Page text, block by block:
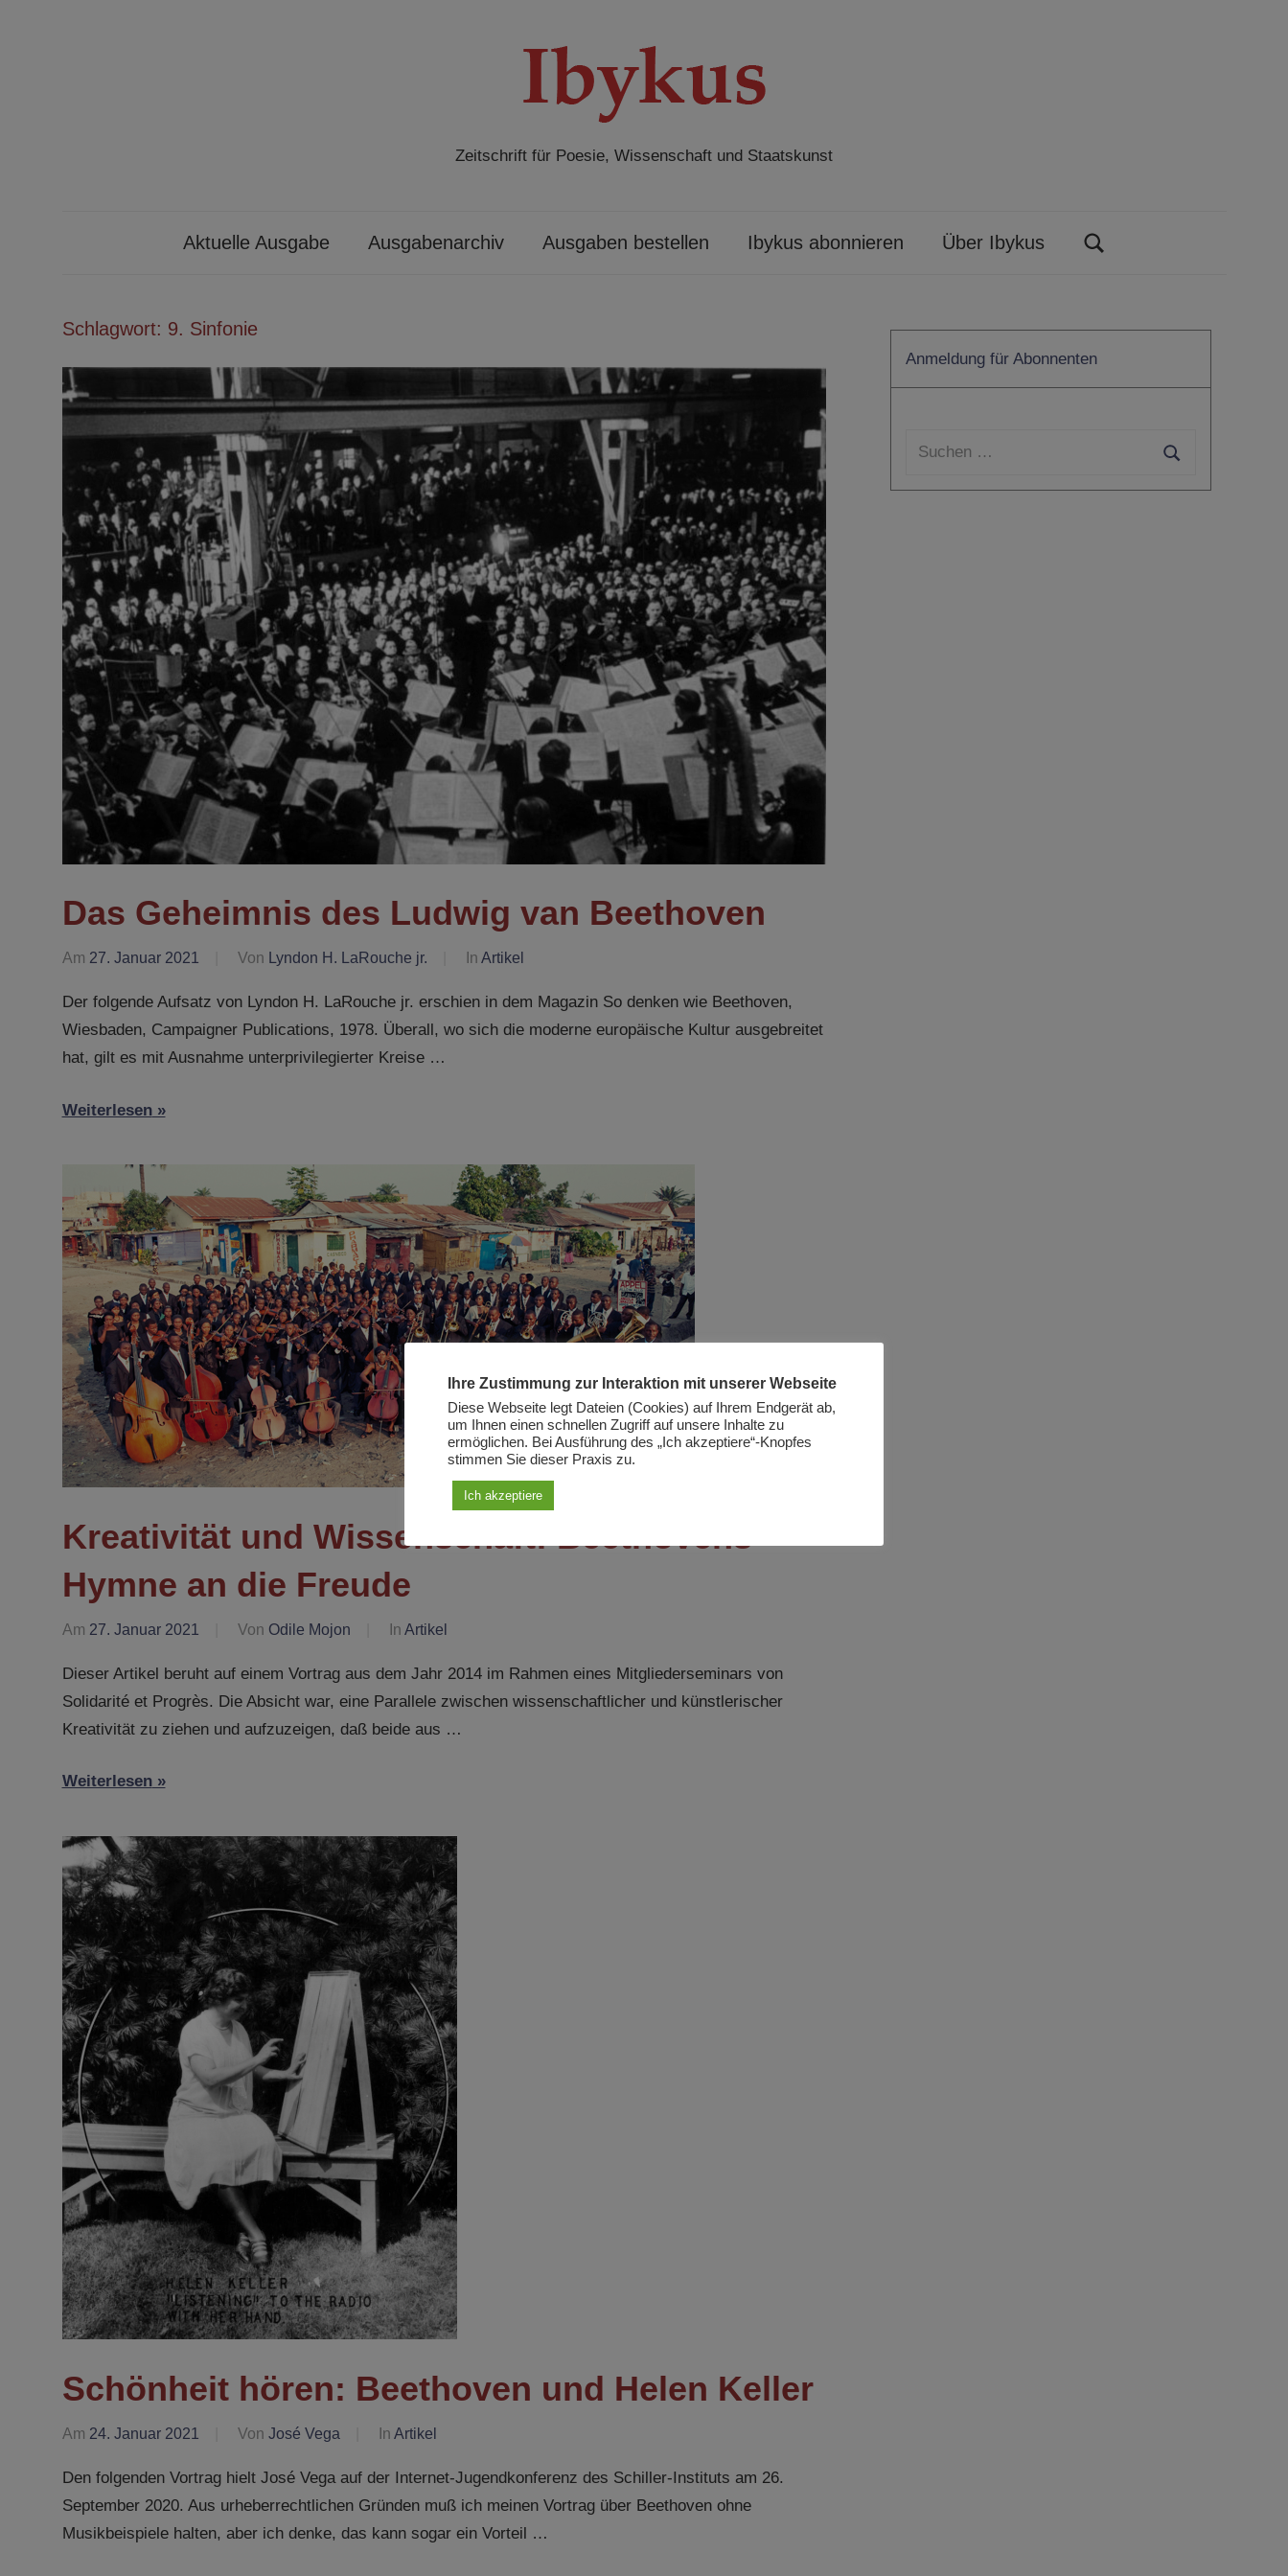
Zeitschrift für Poesie, Wissenschaft und Staatskunst
Aktuelle Ausgabe Ausgabenarchiv Ausgaben bestellen Ibykus abonnieren
Über Ibykus
Schlagwort: 9. Sinfonie
Das Geheimnis des Ludwig van Beethoven
Am 27. Januar 2021 Von Lyndon H. LaRouche jr. In Artikel
Der folgende Aufsatz von Lyndon H. LaRouche jr. erschien in dem Magazin So denken wie Beethoven,
Wiesbaden, Campaigner Publications, 1978. Überall, wo sich die moderne europäische Kultur ausgebreitet
hat, gilt es mit Ausnahme unterprivilegierter Kreise …
Weiterlesen
Kreativität und Wissenschaft: Beethovens
Hymne an die Freude
Am 27. Januar 2021 Von Odile Mojon In Artikel
Dieser Artikel beruht auf einem Vortrag aus dem Jahr 2014 im Rahmen eines Mitgliederseminars von
Solidarité et Progrès. Die Absicht war, eine Parallele zwischen wissenschaftlicher und künstlerischer
Kreativität zu ziehen und aufzuzeigen, daß beide aus …
Weiterlesen
Schönheit hören: Beethoven und Helen Keller
Am 24. Januar 2021 Von José Vega In Artikel
Den folgenden Vortrag hielt José Vega auf der Internet-Jugendkonferenz des Schiller-Instituts am 26.
September 2020. Aus urheberrechtlichen Gründen muß ich meinen Vortrag über Beethoven ohne
Musikbeispiele halten, aber ich denke, das kann sogar ein Vorteil …
Anmeldung für Abonnenten
Suchen
Ihre Zustimmung zur Interaktion mit unserer Webseite
Diese Webseite legt Dateien (Cookies) auf Ihrem Endgerät ab,
um Ihnen einen schnellen Zugriff auf unsere Inhalte zu
ermöglichen. Bei Ausführung des „Ich akzeptiere“-Knopfes
stimmen Sie dieser Praxis zu.
Ich akzeptiere